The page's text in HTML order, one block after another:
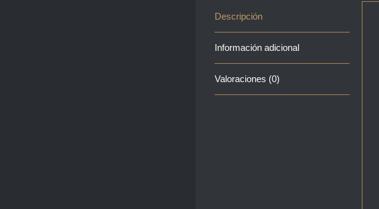
Descripción
Información adicional
Valoraciones (0)